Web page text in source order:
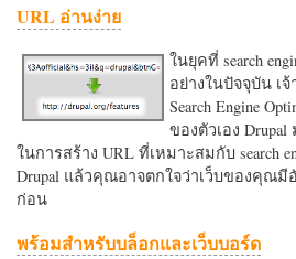
URL อ่านง่าย
ในยุคที่ search
อย่างในปัจจุบัน เ
Search Engine
ของตัวเอง
ในการสร้าง URL ที่เหมาะสมกับ search
Drupal แล้วคุณอาจตกใจว่าเว็บของคุณ
ก่อน
พร้อมสำหรับบล็อกและเว็บบอร์ด